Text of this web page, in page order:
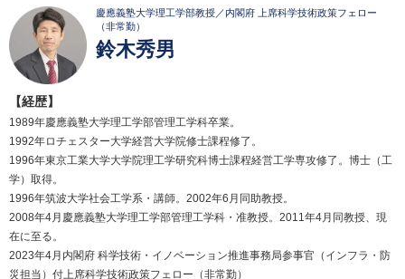
慶應義塾大学理工学部教授／内閣府 上席科学技術政策フェロー
（非常勤）
鈴木秀男
【経歴】
1989年慶應義塾大学理工学部管理工学科卒業。
1992年ロチェスター大学経営大学院修士課程修了。
1996年東京工業大学大学院理工学研究科博士課程経営工学専攻修了。博士（工
学）取得。
1996年筑波大学社会工学系・講師。2002年6月同助教授。
2008年4月慶應義塾大学理工学部管理工学科・准教授。2011年4月同教授、現
在に至る。
2023年4月内閣府 科学技術・イノベーション推進事務局参事官（インフラ・防
災担当）付上席科学技術政策フェロー（非常勤）